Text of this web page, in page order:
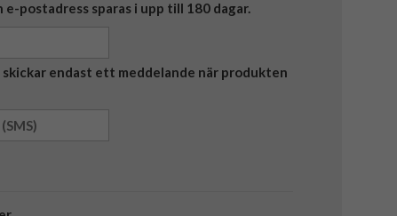
e-postadress sparas i upp till 180 dagar.
skickar endast ett meddelande när produkten